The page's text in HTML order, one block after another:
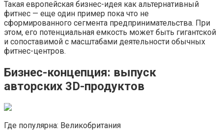
Такая европейская бизнес-идея как альтернативный
фитнес — еще один пример пока что не
сформированного сегмента предпринимательства. При
этом, его потенциальная емкость может быть гигантской
и сопоставимой с масштабами деятельности обычных
фитнес-центров.
Бизнес-концепция: выпуск
авторских 3D-продуктов
Где популярна: Великобритания